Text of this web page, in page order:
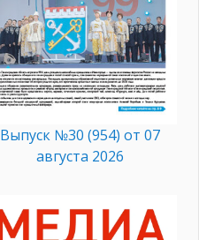
Выпуск №30 (954) от 07
августа 2026